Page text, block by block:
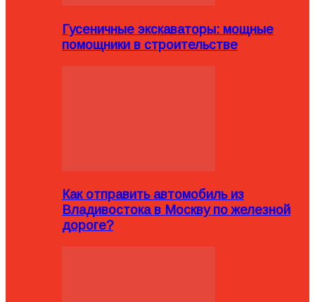
Гусеничные экскаваторы: мощные
помощники в строительстве
Как отправить автомобиль из
Владивостока в Москву по железной
дороге?